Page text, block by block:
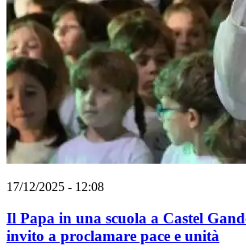
17/12/2025 - 12:08
Il Papa in una scuola a Castel
invito a proclamare pace e unità